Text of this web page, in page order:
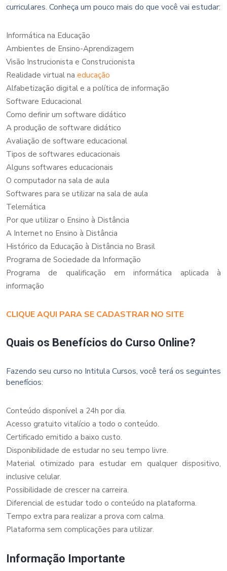
curriculares. Conheça um pouco mais do que você vai estudar:
Informática na Educação
Ambientes de Ensino-Aprendizagem
Visão Instrucionista e Construcionista
Realidade virtual na educação
Alfabetização digital e a política de informação
Software Educacional
Como definir um software didático
A produção de software didático
Avaliação de software educacional
Tipos de softwares educacionais
Alguns softwares educacionais
O computador na sala de aula
Softwares para se utilizar na sala de aula
Telemática
Por que utilizar o Ensino à Distância
A Internet no Ensino à Distância
Histórico da Educação à Distância no Brasil
Programa de Sociedade da Informação
Programa de qualificação em informática aplicada à
informação
CLIQUE AQUI PARA SE CADASTRAR NO SITE
Quais os Benefícios do Curso Online?
Fazendo seu curso no Intitula Cursos, você terá os seguintes
benefícios:
Conteúdo disponível a 24h por dia.
Acesso gratuito vitalício a todo o conteúdo.
Certificado emitido a baixo custo.
Disponibilidade de estudar no seu tempo livre.
Material otimizado para estudar em qualquer dispositivo,
inclusive celular.
Possibilidade de crescer na carreira.
Diferencial de estudar todo o conteúdo na plataforma.
Tempo extra para realizar a prova com calma.
Plataforma sem complicações para utilizar.
Informação Importante